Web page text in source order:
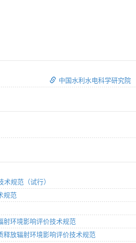
中国水利水电科学研究院
规范（试行）
规范
射环境影响评价技术规范
释放辐射环境影响评价技术规范